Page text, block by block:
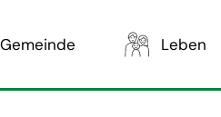
Gemeinde Leben